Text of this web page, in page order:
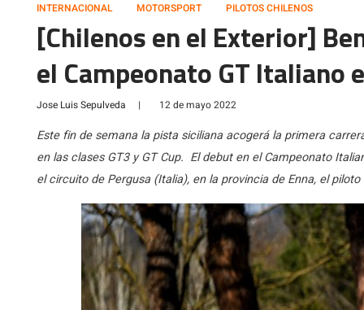
INTERNACIONAL MOTORSPORT PILOTOS CHILENOS
[Chilenos en el Exterior]
el Campeonato GT Italiano
Jose Luis Sepulveda | 12 de mayo 2022
Este fin de semana la pista siciliana acogerá la primera
en las clases GT3 y GT Cup. El debut en el Campeonato
el circuito de Pergusa (Italia), en la provincia de Enna, el